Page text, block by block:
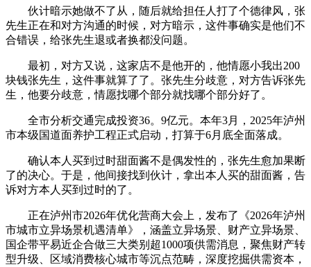
伙计暗示她做不了从，随后就给担任人打了个德律风，张
先生正在和对方沟通的时候，对方暗示，这件事确实是他们不
合错误，给张先生退或者换都没问题。
最初，对方又说，这家店不是他开的，他情愿小我出200
块钱张先生，这件事就算了了。张先生分歧意，对方告诉张先
生，他要分歧意，情愿找哪个部分就找哪个部分好了。
全市分析交通完成投资36。9亿元。本年3月，2025年泸州
市本级国道面养护工程正式启动，打算于6月底全面落成。
确认本人买到过时甜面酱不是偶发性的，张先生愈加果断
了的决心。于是，他间接找到伙计，拿出本人买的甜面酱，告
诉对方本人买到过时的了。
正在泸州市2026年优化营商大会上，发布了《2026年泸州
市城市立异场景机遇清单》，涵盖立异场景、财产立异场景、
国企带平易近企合做三大类别超1000项供需消息，聚焦财产转
型升级、区域消费核心城市等沉点范畴，深度挖掘供需资本，